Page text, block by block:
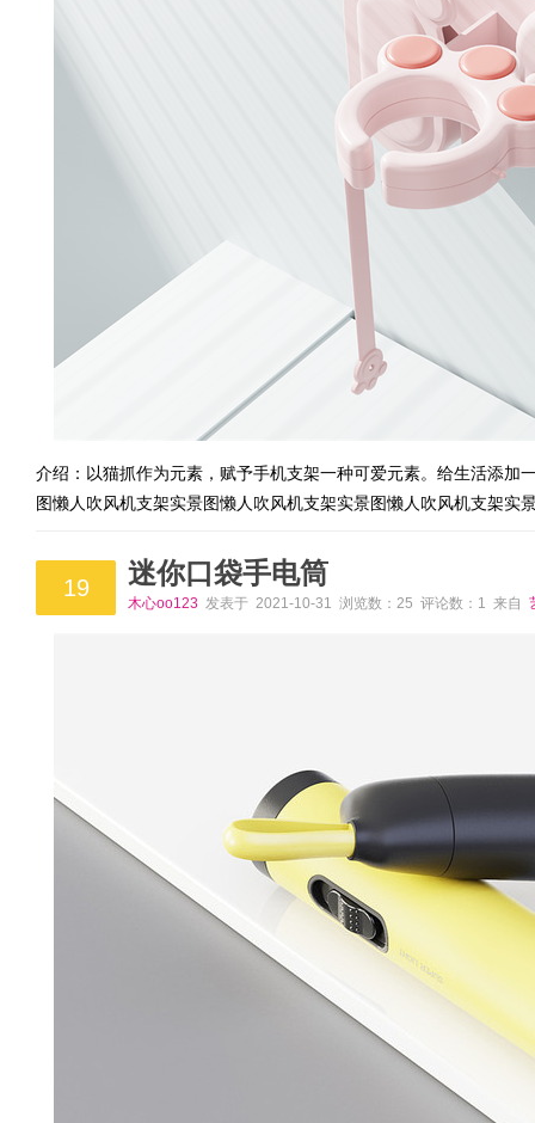
介绍：以猫抓作为元素，赋予手机支架一种可爱元素。给生活添加
图懒人吹风机支架实景图懒人吹风机支架实景图懒人吹风机支架实
19 迷你口袋手电筒
木心oo123 发表于 2021-10-31 浏览数：25 评论数：1 来自